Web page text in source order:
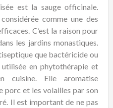
est la sauge officinale.
comme une des
C’est la raison pour
les jardins monastiques.
que bactéricide ou
en phytothérapie et
cuisine. Elle aromatise
porc et les volailles par son
Il est important de ne pas